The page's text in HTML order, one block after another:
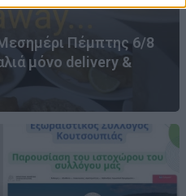
Πέμπτης 6/8
μόνο delivery &